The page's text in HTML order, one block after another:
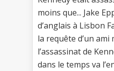
moins que... Jake
d’anglais à Lisbon
la requête d’un
l’assassinat de
dans le temps va